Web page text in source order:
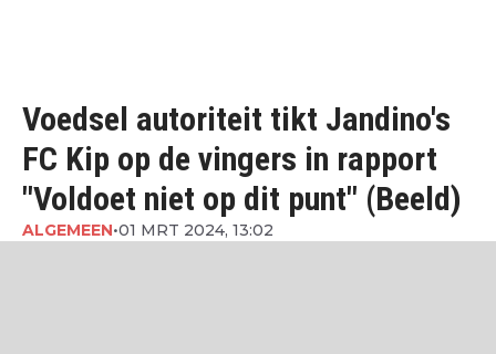
Voedsel autoriteit tikt Jandino's
FC Kip op de vingers in rapport
"Voldoet niet op dit punt" (Beeld)
ALGEMEEN•01 MRT 2024, 13:02